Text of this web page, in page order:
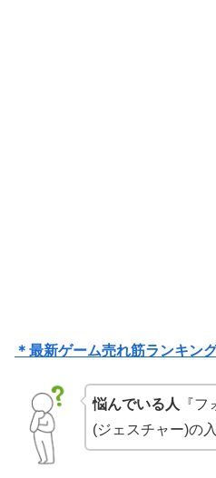
＊最新ゲーム売れ筋ランキン
悩んでいる人 『
(ジェスチャー)の